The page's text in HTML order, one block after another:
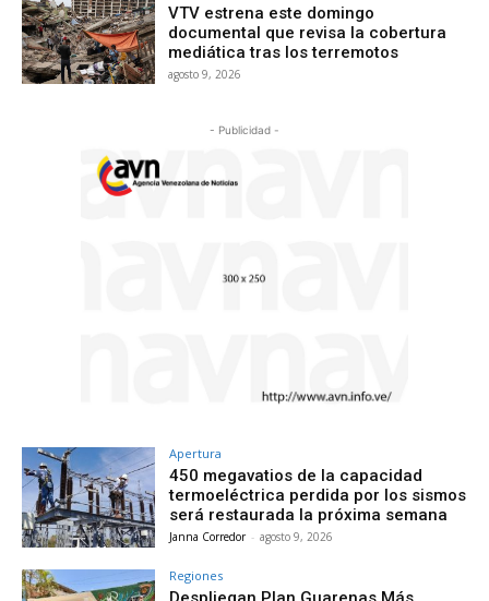
VTV estrena este domingo
documental que revisa la cobertura
mediática tras los terremotos
agosto 9, 2026
- Publicidad -
Apertura
450 megavatios de la capacidad
termoeléctrica perdida por los sismos
será restaurada la próxima semana
Janna Corredor - agosto 9, 2026
Regiones